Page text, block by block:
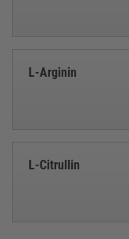
L-Arginin
L-Citrullin